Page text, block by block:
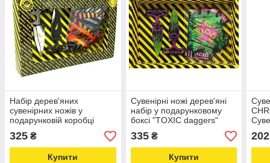
Набір дерев'яних
сувенірних ножів у
подарунковій коробці
HARMONY daggers HDAG-
B Love&Life -online-
multimarket-
325 ₴
Купити
Сувенірні ножі дерев'яні
набір у подарунковому
боксі "TOXIC daggers"
TDAG-B Love&Life -online-
multimarket-
335₴
Купити
202